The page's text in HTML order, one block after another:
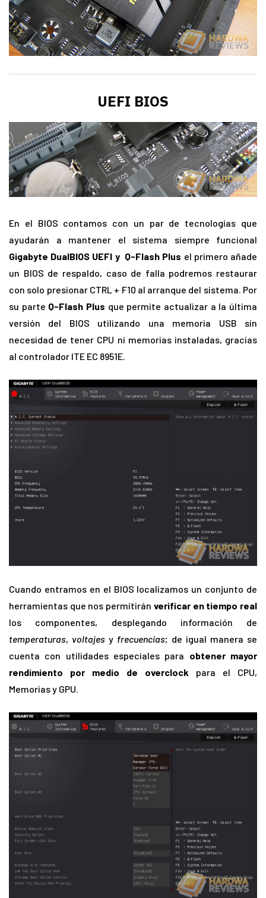
UEFI BIOS
En el BIOS contamos con un par de tecnologías que
ayudarán a mantener el sistema siempre funcional
Gigabyte DualBIOS UEFI y Q-Flash Plus el primero añade
un BIOS de respaldo, caso de falla podremos restaurar
con solo presionar CTRL + F10 al arranque del sistema. Por
su parte Q-Flash Plus que permite actualizar a la última
versión del BIOS utilizando una memoria USB sin
necesidad de tener CPU ni memorias instaladas, gracias
al controlador ITE EC 8951E.
Cuando entramos en el BIOS localizamos un conjunto de
herramientas que nos permitirán verificar en tiempo real
los componentes, desplegando información de
temperaturas, voltajes y frecuencias; de igual manera se
cuenta con utilidades especiales para obtener mayor
rendimiento por medio de overclock para el CPU,
Memorias y GPU.